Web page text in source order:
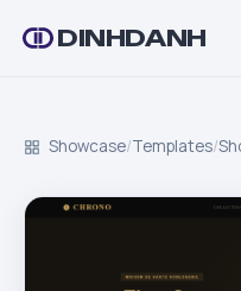
DINHDANH
Showcase/Templates/